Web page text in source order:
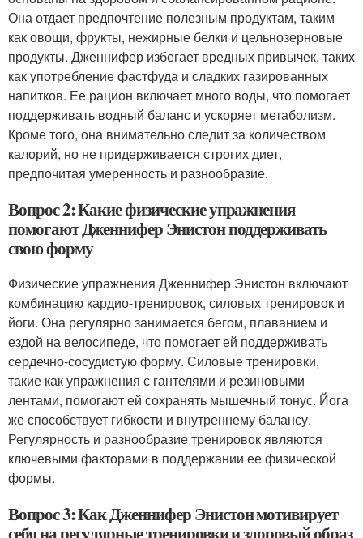
Она отдает предпочтение полезным продуктам, таким
как овощи, фрукты, нежирные белки и цельнозерновые
продукты. Дженнифер избегает вредных привычек, таких
как употребление фастфуда и сладких газированных
напитков. Ее рацион включает много воды, что помогает
поддерживать водный баланс и ускоряет метаболизм.
Кроме того, она внимательно следит за количеством
калорий, но не придерживается строгих диет,
предпочитая умеренность и разнообразие.
Вопрос 2: Какие физические упражнения
помогают Дженнифер Энистон поддерживать
свою форму
Физические упражнения Дженнифер Энистон включают
комбинацию кардио-тренировок, силовых тренировок и
йоги. Она регулярно занимается бегом, плаванием и
ездой на велосипеде, что помогает ей поддерживать
сердечно-сосудистую форму. Силовые тренировки,
такие как упражнения с гантелями и резиновыми
лентами, помогают ей сохранять мышечный тонус. Йога
же способствует гибкости и внутреннему балансу.
Регулярность и разнообразие тренировок являются
ключевыми факторами в поддержании ее физической
формы.
Вопрос 3: Как Дженнифер Энистон мотивирует
себя на регулярные тренировки и здоровый образ